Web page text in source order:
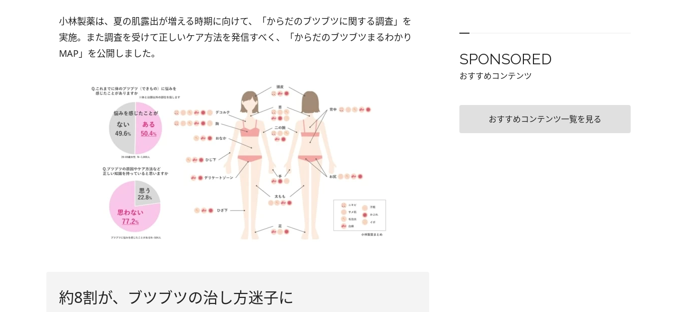
小林製薬は、夏の肌露出が増える時期に向けて、「からだのブツブツに関する調査」を
実施。また調査を受けて正しいケア方法を発信すべく、「からだのブツブツまるわかり
MAP」を公開しました。
約8割が、ブツブツの治し方迷子に
SPONSORED
おすすめコンテンツ
おすすめコンテンツ一覧を見る